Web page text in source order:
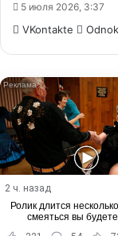
5 июля 2026, 3:37
VKontakte
2 ч. назад
Ролик длится
смеяться вы